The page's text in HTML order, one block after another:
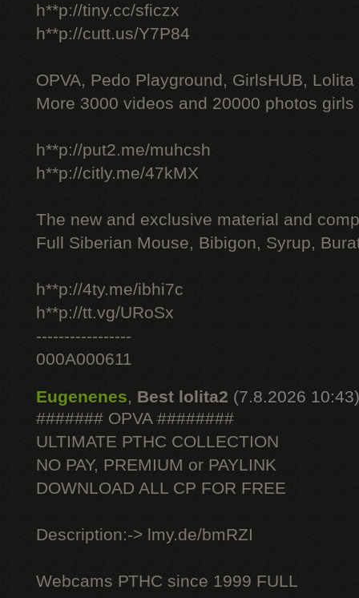
h**p://tiny.cc/sficzx
h**p://cutt.us/Y7P84
OPVA, Pedo Playground, GirlsHUB, Lolita
More 3000 videos and 20000 photos
h**p://put2.me/muhcsh
h**p://citly.me/47kMX
The new and exclusive material and
Full Siberian Mouse, Bibigon, Syrup,
h**p://4ty.me/ibhi7c
h**p://tt.vg/URoSx
-----------------
000A000611
Eugenenes, Best lolita2 (7.8.2026 10:43)
####### OPVA ########
ULTIMATE РТНС COLLECTION
NO PAY, PREMIUM or PAYLINK
DOWNLOAD ALL СР FOR FREE
Description:-> lmy.de/bmRZI
Webcams РТНС since 1999 FULL